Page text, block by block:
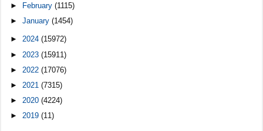
►
February(1115)
►January(1454)
►2024(15972)
► 2023(15911)
► 2022(17076)
► 2021(7315)
►2020(4224)
►2019(11)